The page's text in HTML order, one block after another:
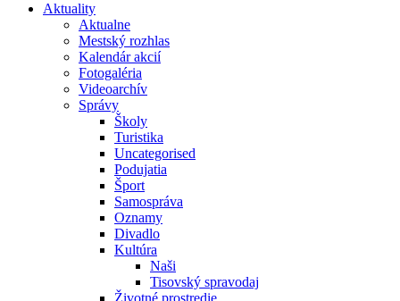
Aktuality
Aktualne
Mestský rozhlas
Kalendár akcií
Fotogaléria
Videoarchív
Správy
Školy
Turistika
Uncategorised
Podujatia
Šport
Samospráva
Oznamy
Divadlo
Kultúra
Naši
Tisovský spravodaj
Životné prostredie